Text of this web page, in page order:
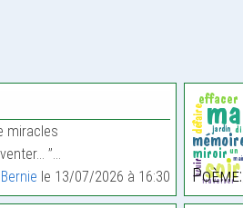
miracles
’’…
Bernie le 13/07/2026 à 16:30 Poème: